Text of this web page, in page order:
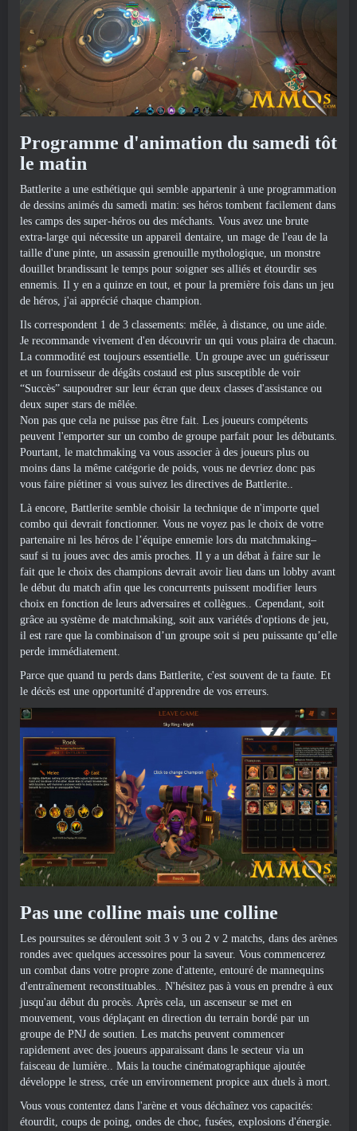
Programme d'animation du samedi tôt
le matin
Battlerite a une esthétique qui semble appartenir à une programmation
de dessins animés du samedi matin: ses héros tombent facilement dans
les camps des super-héros ou des méchants. Vous avez une brute
extra-large qui nécessite un appareil dentaire, un mage de l'eau de la
taille d'une pinte, un assassin grenouille mythologique, un monstre
douillet brandissant le temps pour soigner ses alliés et étourdir ses
ennemis. Il y en a quinze en tout, et pour la première fois dans un jeu
de héros, j'ai apprécié chaque champion.
Ils correspondent 1 de 3 classements: mêlée, à distance, ou une aide.
Je recommande vivement d'en découvrir un qui vous plaira de chacun.
La commodité est toujours essentielle. Un groupe avec un guérisseur
et un fournisseur de dégâts costaud est plus susceptible de voir
“Succès” saupoudrer sur leur écran que deux classes d'assistance ou
deux super stars de mêlée.
Non pas que cela ne puisse pas être fait. Les joueurs compétents
peuvent l'emporter sur un combo de groupe parfait pour les débutants.
Pourtant, le matchmaking va vous associer à des joueurs plus ou
moins dans la même catégorie de poids, vous ne devriez donc pas
vous faire piétiner si vous suivez les directives de Battlerite..
Là encore, Battlerite semble choisir la technique de n'importe quel
combo qui devrait fonctionner. Vous ne voyez pas le choix de votre
partenaire ni les héros de l’équipe ennemie lors du matchmaking–
sauf si tu joues avec des amis proches. Il y a un débat à faire sur le
fait que le choix des champions devrait avoir lieu dans un lobby avant
le début du match afin que les concurrents puissent modifier leurs
choix en fonction de leurs adversaires et collègues.. Cependant, soit
grâce au système de matchmaking, soit aux variétés d'options de jeu,
il est rare que la combinaison d’un groupe soit si peu puissante qu’elle
perde immédiatement.
Parce que quand tu perds dans Battlerite, c'est souvent de ta faute. Et
le décès est une opportunité d'apprendre de vos erreurs.
Pas une colline mais une colline
Les poursuites se déroulent soit 3 v 3 ou 2 v 2 matchs, dans des arènes
rondes avec quelques accessoires pour la saveur. Vous commencerez
un combat dans votre propre zone d'attente, entouré de mannequins
d'entraînement reconstituables.. N'hésitez pas à vous en prendre à eux
jusqu'au début du procès. Après cela, un ascenseur se met en
mouvement, vous déplaçant en direction du terrain bordé par un
groupe de PNJ de soutien. Les matchs peuvent commencer
rapidement avec des joueurs apparaissant dans le secteur via un
faisceau de lumière.. Mais la touche cinématographique ajoutée
développe le stress, crée un environnement propice aux duels à mort.
Vous vous contentez dans l'arène et vous déchaînez vos capacités:
étourdit, coups de poing, ondes de choc, fusées, explosions d'énergie.